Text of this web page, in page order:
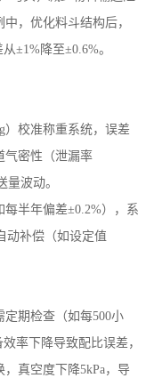
，优化料斗结构后，
从±1%降至±0.6%。
）校准称重系统，误差
气密性（泄漏率
量波动。
每半年偏差±0.2%），系
动补偿（如设定值
定期检查（如每500小
率下降导致配比误差，
，真空度下降5kPa，导